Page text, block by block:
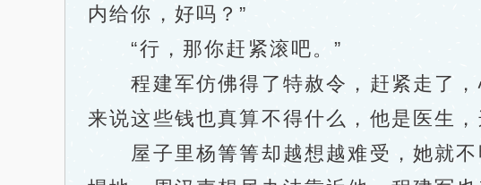
内给你，好吗？”
“行，那你赶紧滚吧。”
程建军仿佛得了特赦令，赶紧走了，
来说这些钱也真算不得什么，他是医生，
屋子里杨箐箐却越想越难受，她就不